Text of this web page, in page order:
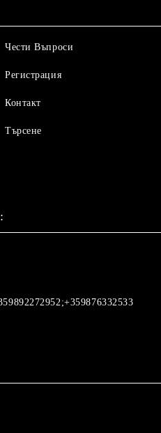
Чести Въпроси
Регистрация
Контакт
Търсене